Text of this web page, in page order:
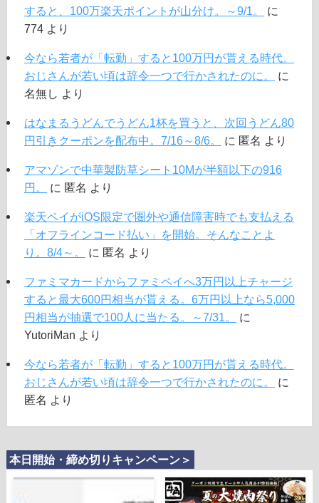
すると、100万楽天ポイントが山分け。～9/1。
に
774より
今なら若者が「転勤」すると100万円が貰える時代。
おじさんが若い頃は辞令一つで行かされたのに。
に
名無し より
はなまるうどんでうどん1杯を買うと、次回うどん80
円引きクーポンを配布中。7/16～8/6。
に 匿名 より
アマゾンで中華製防草シート10Mが半額以下の916
円。
に 匿名 より
楽天ペイがiOS限定で圏外や通信障害時でも支払える
「オフラインコード払い」を開始。そんなことよ
り。8/4～。
に 匿名 より
ファミマカードからファミペイへ3万円以上チャージ
すると最大600円相当が貰える。6万円以上なら5,000
円相当が抽選で100人に当たる。～7/31。
に
YutoriMan より
今なら若者が「転勤」すると100万円が貰える時代。
おじさんが若い頃は辞令一つで行かされたのに。
に
匿名 より
本日開始・締め切りキャンペーン＞